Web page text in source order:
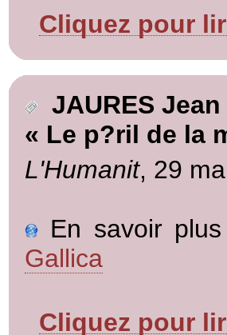
Cliquez pour
JAURES Jean
« Le p?ril de la
L'Humanit, 29
En savoir
Gallica
Cliquez pour